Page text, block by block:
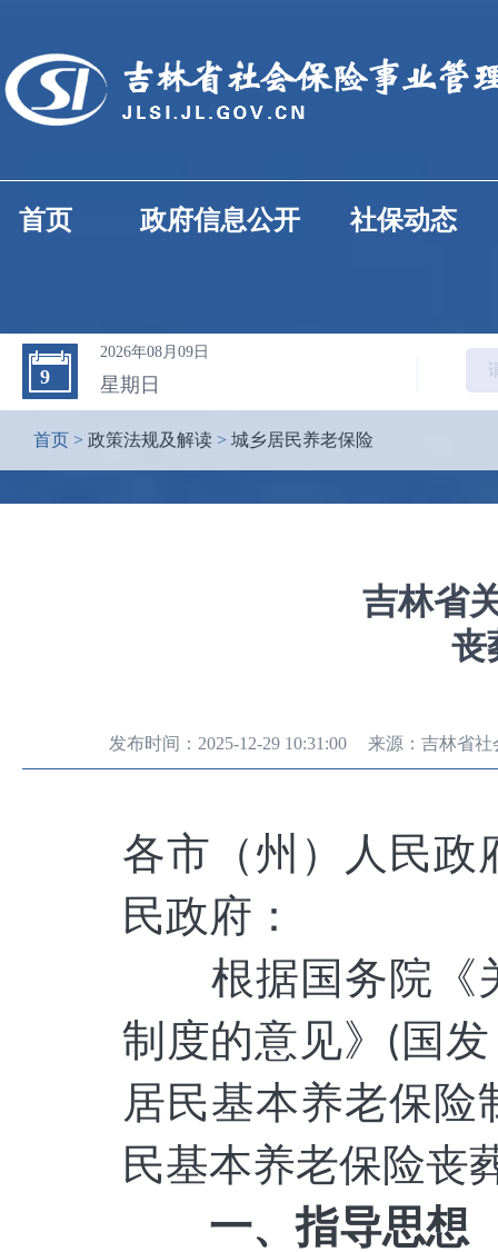
首页 政府信息公开 社保动态
9
2026年08月09日
星期日
首页 > 政策法规及解读 > 城乡居民养老保险
吉林省
丧
发布时间： 2025-12-29 10:31:00 来源： 吉林省社
各市（州）人民政
民政府：
根据国务院《
制度的意见》 ( 国
居民基本养老保
民基本养老保险丧
一、指导思想